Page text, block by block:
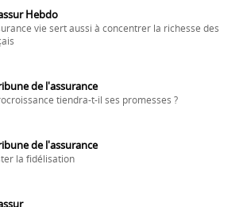
Hebdo
vie sert aussi à concentrer la richesse des
de l'assurance
tiendra-t-il ses promesses ?
de l'assurance
la fidélisation